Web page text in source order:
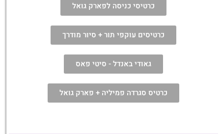
כרטיסי כניסה לפארק גואל
כרטיסים עוקפי תור + סיור מודרך
גאודי באנדל - סיטי פאס
כרטיס סגרדה פמיליה + פארק גואל